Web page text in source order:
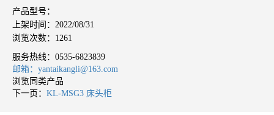
产品型号：
上架时间：2022/08/31
浏览次数：1261
服务热线： 0535-6823839
邮箱：yantaikangli@163.com
浏览同类产品
下一页： KL-MSG3 床头柜